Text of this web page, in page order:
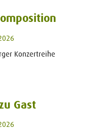
Konzertreihe
Gast